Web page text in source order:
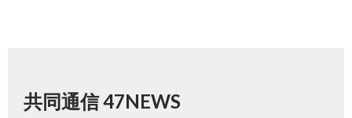
共同通信 47NEWS